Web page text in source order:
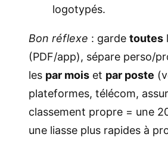
logotypés.
Bon réflexe : garde toutes
(PDF/app), sépare perso/
les par mois et par poste
plateformes, télécom,
classement propre = une
une liasse plus rapides à